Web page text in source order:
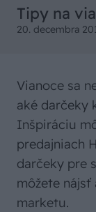
Tipy na
20. decembra
Vianoce sa
aké darčeky
Inšpiráciu
predajniach
darčeky pre
môžete nájsť
marketu.